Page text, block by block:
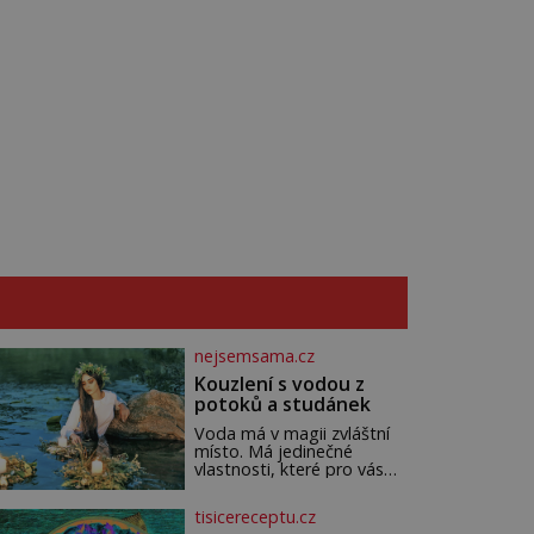
nejsemsama.cz
Kouzlení s vodou z
potoků a studánek
Voda má v magii zvláštní
místo. Má jedinečné
vlastnosti, které pro vás
a léčení. Voda z potoků a
tisicereceptu.cz